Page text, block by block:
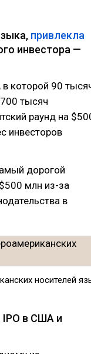
привлекла
инвестора —
которой 90
тысяч
раунд на
инвесторов
дорогой
млн из-за
в
носителей
IPO в США и